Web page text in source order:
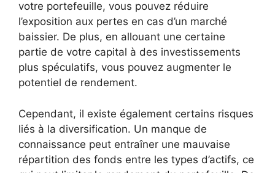
votre portefeuille, vous pouvez réduire
l’exposition aux pertes en cas d’un marché
baissier. De plus, en allouant une certaine
partie de votre capital à des investissements
plus spéculatifs, vous pouvez augmenter le
potentiel de rendement.
Cependant, il existe également certains risques
liés à la diversification. Un manque de
connaissance peut entraîner une mauvaise
répartition des fonds entre les types d’actifs, ce